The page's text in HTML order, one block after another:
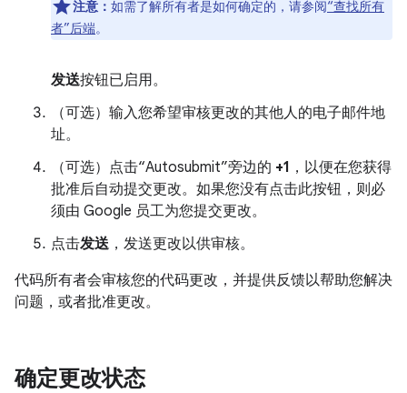
注意： 如需了解所有者是如何确定的，请参阅“查找所有
者”后端。
发送按钮已启用。
（可选）输入您希望审核更改的其他人的电子邮件地
址。
（可选）点击“Autosubmit”旁边的 +1 ，以便在您获得
批准后自动提交更改。如果您没有点击此按钮，则必
须由 Google 员工为您提交更改。
点击发送 ，发送更改以供审核。
代码所有者会审核您的代码更改，并提供反馈以帮助您解决
问题，或者批准更改。
确定更改状态